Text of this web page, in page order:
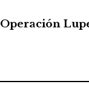
Operación